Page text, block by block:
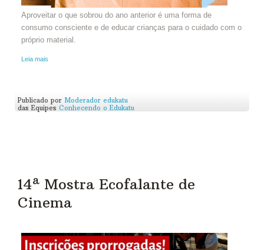
Aproveitar o que sobrou do ano anterior é uma forma de
consumo consciente e de educar crianças para o cuidado com o
próprio material.
Leia mais
Publicado por Moderador edukatu
das Equipes Conhecendo o Edukatu
14ª Mostra Ecofalante de
Cinema